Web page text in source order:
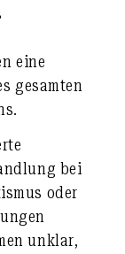
eine
gesamten
bei
oder
unklar,